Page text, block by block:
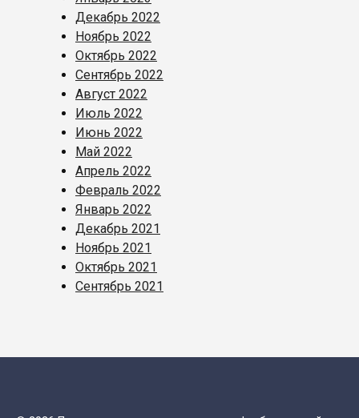
Декабрь 2022
Ноябрь 2022
Октябрь 2022
Сентябрь 2022
Август 2022
Июль 2022
Июнь 2022
Май 2022
Апрель 2022
Февраль 2022
Январь 2022
Декабрь 2021
Ноябрь 2021
Октябрь 2021
Сентябрь 2021